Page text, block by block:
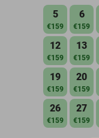
5
€159
6
€159
12
€159
13
€159
19
€159
20
€159
26
€159
27
€159